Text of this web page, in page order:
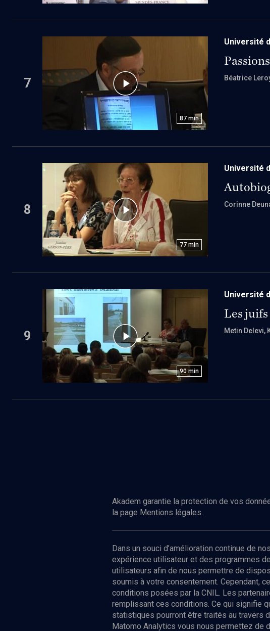
7
87 min
Université
Béatrice
8
77 min
Université
Corinne
9
90 min
Université
Les
Metin Delevi,
Akadem garantie la protection de vos
la page Mentions légales.
Dans un souci d’amélioration continue de
expérience utilisateur et des programmes
utilisateurs afin de nous permettre de
soumis à votre consentement. Cependant,
conditions posées par la CNIL. Les
remplissant ces conditions. Ce qui signifie
statistiques pourront être traités au travers
Matomo Analytics vous nous permettez de